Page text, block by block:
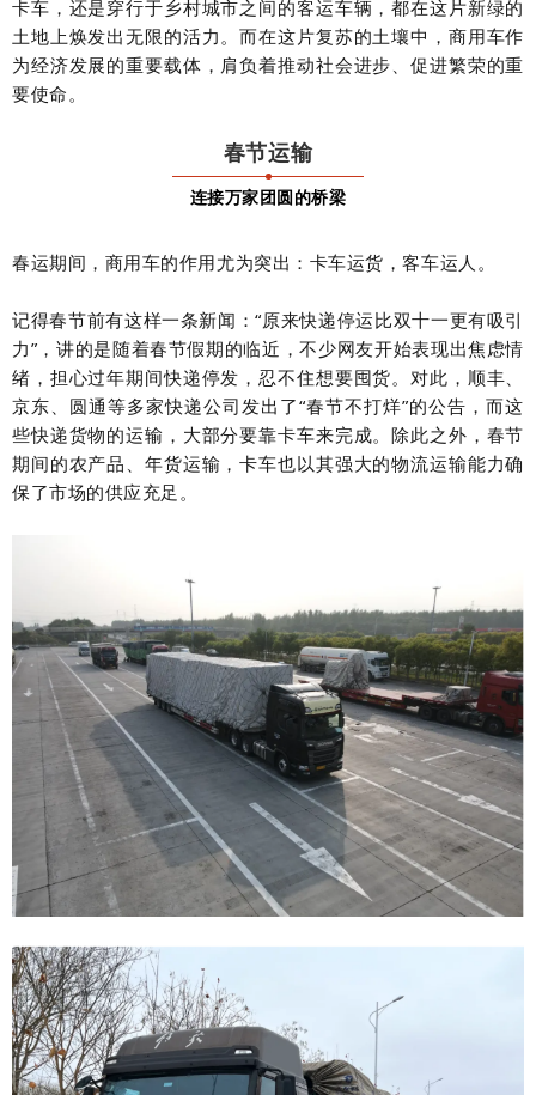
卡车，还是穿行于乡村城市之间的客运车辆，都在这片新绿的
土地上焕发出无限的活力。而在这片复苏的土壤中，商用车作
为经济发展的重要载体，肩负着推动社会进步、促进繁荣的重
要使命。
春节运输
连接万家团圆的桥梁
春运期间，商用车的作用尤为突出：卡车运货，客车运人。
记得春节前有这样一条新闻：“原来快递停运比双十一更有吸引
力”，讲的是随着春节假期的临近，不少网友开始表现出焦虑情
绪，担心过年期间快递停发，忍不住想要囤货。对此，顺丰、
京东、圆通等多家快递公司发出了“春节不打烊”的公告，而这
些快递货物的运输，大部分要靠卡车来完成。除此之外，春节
期间的农产品、年货运输，卡车也以其强大的物流运输能力确
保了市场的供应充足。